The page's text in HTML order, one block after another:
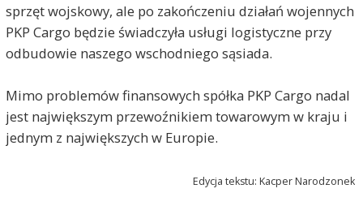
sprzęt wojskowy, ale po zakończeniu działań wojennych
PKP Cargo będzie świadczyła usługi logistyczne przy
odbudowie naszego wschodniego sąsiada.
Mimo problemów finansowych spółka PKP Cargo nadal
jest największym przewoźnikiem towarowym w kraju i
jednym z największych w Europie.
Edycja tekstu: Kacper Narodzonek